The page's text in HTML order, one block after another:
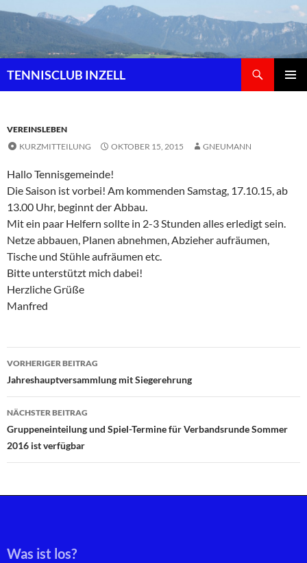
Zum
Inhalt
TENNISCLUB INZELL
VEREINSLEBEN
KURZMITTEILUNG
OKTOBER 15, 2015 GNEUMANN
Hallo Tennisgemeinde!
Die Saison ist vorbei! Am kommenden Samstag, 17.10.15, ab
13.00 Uhr, beginnt der Abbau.
Mit ein paar Helfern sollte in 2-3 Stunden alles erledigt sein.
Netze abbauen, Planen abnehmen, Abzieher aufräumen,
Tische und Stühle aufräumen etc.
Bitte unterstützt mich dabei!
Herzliche Grüße
Manfred
Beitragsnavigation
VORHERIGER BEITRAG
Jahreshauptversammlung mit Siegerehrung
NÄCHSTER BEITRAG
Gruppeneinteilung und Spiel-Termine für Verbandsrunde Sommer
2016 ist verfügbar
Was ist los?